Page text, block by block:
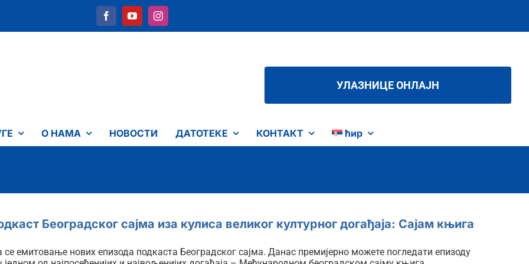
УЛАЗНИЦЕ ОНЛАЈН
О НАМА НОВОСТИ ДАТОТЕКЕ КОНТАКТ ћир
Београдског сајма иза кулиса великог културног догађаја: Сајам књига
емитовање нових епизода подкаста Београдског сајма. Данас премијерно можете погледати епизоду